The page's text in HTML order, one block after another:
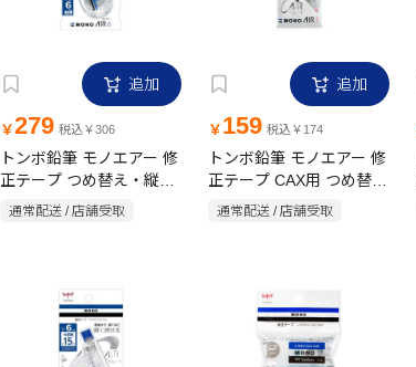
追加
￥279 税込￥306
トンボ鉛筆 モノエアー 修
正テープ つめ替え・縦引
きタイプ 6mm×10m CT-
CAX6
通常配送 / 店舗受取
追加
￥ 159 税込￥174
トンボ鉛筆 モノエアー 修
正テープ CAX用 つめ替え
カートリッジ 5mm×10m
CT-CAR5
通常配送 / 店舗受取